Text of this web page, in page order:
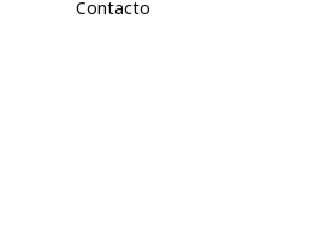
Contacto